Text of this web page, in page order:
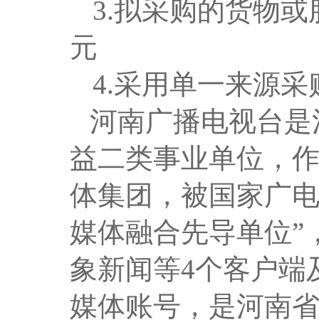
3.拟采购的货物或
元
4.采用单一来源
河南广播电视台
益二类事业单位，
体集团，被国家广
媒体融合先导单位”
象新闻等4个客户端
媒体账号，是河南